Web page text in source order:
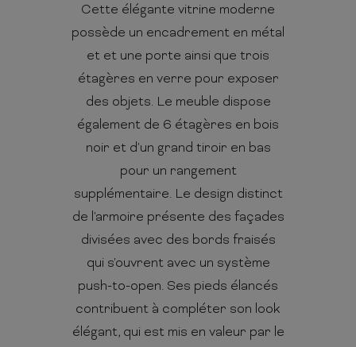
Cette élégante vitrine moderne
possède un encadrement en métal
et et une porte ainsi que trois
étagères en verre pour exposer
des objets. Le meuble dispose
également de 6 étagères en bois
noir et d'un grand tiroir en bas
pour un rangement
supplémentaire. Le design distinct
de l'armoire présente des façades
divisées avec des bords fraisés
qui s'ouvrent avec un système
push-to-open. Ses pieds élancés
contribuent à compléter son look
élégant, qui est mis en valeur par le